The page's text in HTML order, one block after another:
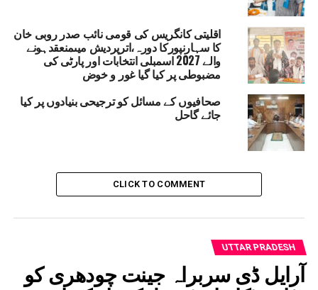
اقلیتی کانگریس کی قومی نائب صدر روبی خان
کا سہارنپورکا دورہ،اترپردیش میںمنعقدہونے
والے 2027 اسمبلی انتخابات اور پارٹی کی
مضبوطی پر کیا گیا غور و خوض
صحافیوں کے مسائل کو ترجیحی بنیادوں پر کیا
جائے گاحل
CLICK TO COMMENT
UTTAR PRADESH
آرایل ڈی سربراہ جینت چودھری کو